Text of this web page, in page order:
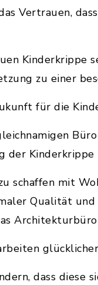
Vertrauen,
Kinderkrippe
zu einer
für die
der
schaffen mit
Qualität
Architekturbüro
dass diese